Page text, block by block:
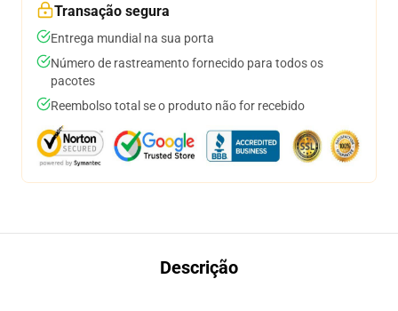
Transação segura
Entrega mundial na sua porta
Número de rastreamento fornecido para todos os
pacotes
Reembolso total se o produto não for recebido
Descrição